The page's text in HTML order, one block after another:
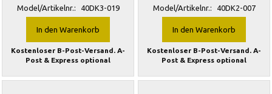
Model/Artikelnr.: 40DK3-019
In den Warenkorb
Kostenloser B-Post-Versand. A-
Post & Express optional
Model/Artikelnr.: 40DK2-007
In den Warenkorb
Kostenloser B-Post-Versand. A-
Post & Express optional